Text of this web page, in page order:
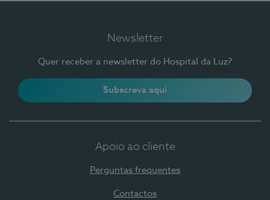
Newsletter
Quer receber a newsletter do Hospital da Luz?
Subscreva aqui
Apoio ao cliente
Perguntas frequentes
Contactos